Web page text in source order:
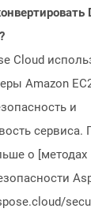
Cloud
Amazon
и
сервиса.
о [методах